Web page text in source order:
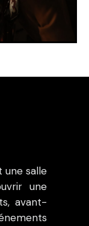
une salle
une
avant-